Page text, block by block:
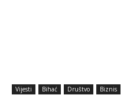
Vijesti Bihać Društvo Biznis